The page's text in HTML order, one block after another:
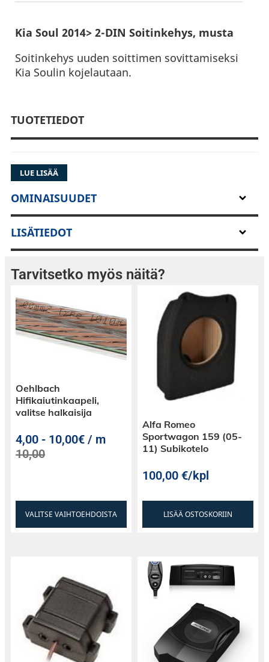
Kia Soul 2014> 2-DIN Soitinkehys, musta
Soitinkehys uuden soittimen sovittamiseksi
Kia Soulin kojelautaan.
TUOTETIEDOT
LUE LISÄÄ
OMINAISUUDET
LISÄTIEDOT
Tarvitsetko myös näitä?
Oehlbach
Hifikaiutinkaapeli,
valitse halkaisija
4,00 - 10,00€ / m
10,00
VALITSE VAIHTOEHDOISTA
Alfa Romeo
Sportwagon 159 (05-
11) Subikotelo
100,00€/kpl
LISÄÄ OSTOSKORIIN